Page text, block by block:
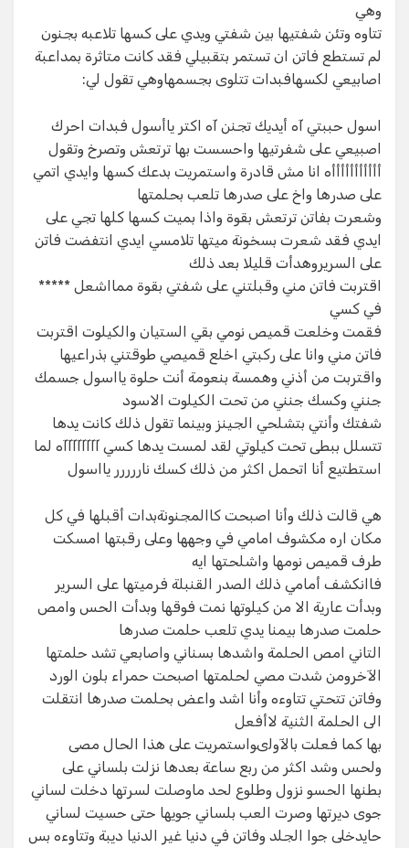
وهي​
تتاوه وتئن شفتيها بين شفتي ويدي على كسها تلاعبه بجنون
لم تستطع فاتن ان تستمر بتقبيلي فقد كانت متاثرة بمداعبة
اصابيعي لكسهافبدات تتلوى بجسمهاوهي تقول لي:​
اسول حببتي آه أيديك تجنن آه اكتر ياأسول فبدات احرك
اصبيعي على شفرتيها واحسست بها ترتعش وتصرخ وتقول
أأأأأأأأأأأه انا مش قادرة واستمريت بدعك كسها وايدي اتمي
على صدرها واخ على صدرها تلعب بحلمتها​
وشعرت بفاتن ترتعش بقوة واذا بميت كسها كلها تجي على
ايدي فقد شعرت بسخونة ميتها تلامسي ايدي انتفضت فاتن
على السريروهدأت قليلا بعد ذلك​
اقتربت فاتن مني وقبلتني على شفتي بقوة ممااشعل *****
في كسي​
فقمت وخلعت قميص نومي بقي الستيان والكيلوت اقتربت
فاتن مني وانا على ركبتي اخلع قميصي طوقتني بذراعيها
واقتربت من أذني وهمسة بنعومة أنت حلوة يااسول جسمك
جنني وكسك جنني من تحت الكيلوت الاسود​
شفتك وأنتي بتشلحي الجينز وبينما تقول ذلك كانت يدها
تتسلل ببطى تحت كيلوتي لقد لمست يدها كسي آآآآآآآآه لما
استطتيع أنا اتحمل اكثر من ذلك كسك ناررررر يااسول​
هي قالت ذلك وأنا اصبحت كاالمجنونةبدات أقبلها في كل
مكان اره مكشوف امامي في وجهها وعلى رقبتها امسكت
طرف قميص نومها واشلحتها ايه​
فاانكشف أمامي ذلك الصدر القنبلة فرميتها على السرير
وبدأت عارية الا من كيلوتها نمت فوقها وبدأت الحس وامص
حلمت صدرها بيمنا يدي تلعب حلمت صدرها​
التاني امص الحلمة واشدها بسناني واصابعي تشد حلمتها
الآخرومن شدت مصي لحلمتها اصبحت حمراء بلون الورد
وفاتن تتحتي تتاوءه وأنا اشد واعض بحلمت صدرها انتقلت
الى الحلمة الثنية لاأفعل​
بها كما فعلت بالآولىواستمريت على هذا الحال مصى
ولحس وشد اكثر من ربع ساعة بعدها نزلت بلساني على
بطنها الحسو نزول وطلوع لحد ماوصلت لسرتها دخلت لساني
جوى ديرتها وصرت العب بلساني جويها حتى حسيت لساني
حايدخلى جوا الجلد وفاتن في دنيا غير الدنيا ديبة وتتاوءه بس